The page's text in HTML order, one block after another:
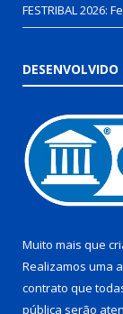
FESTRIBAL 2026:
DESENVOLVIDO
Muito mais que
Realizamos uma
contrato que
pública serão